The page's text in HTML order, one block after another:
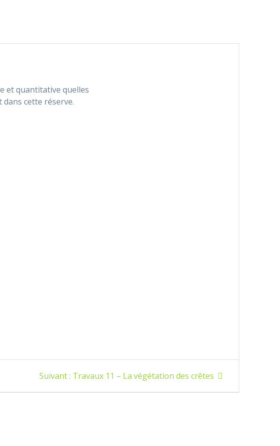
et quantitative quelles
cette réserve.
Suivant : Article
Travaux 11 – La végétation des crêtes